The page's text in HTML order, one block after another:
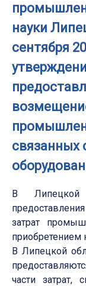
науки
сентября
связанных
В Липецкой
затрат
приобретением
В Липецкой
части затрат,